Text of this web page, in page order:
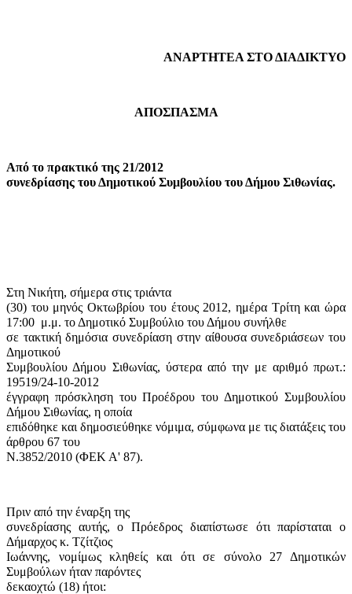
ΑΝΑΡΤΗΤΕΑ ΣΤΟ ΔΙΑΔΙΚΤΥΟ
ΑΠΟΣΠΑΣΜΑ
Από το πρακτικό της 21/2012
συνεδρίασης του Δημοτικού Συμβουλίου του Δήμου Σιθωνίας.
Στη Νικήτη, σήμερα στις τριάντα
(30) του μηνός Οκτωβρίου του έτους 2012, ημέρα Τρίτη και ώρα
17:00 μ.μ. το Δημοτικό Συμβούλιο του Δήμου συνήλθε
σε τακτική δημόσια συνεδρίαση στην αίθουσα συνεδριάσεων του
Δημοτικού
Συμβουλίου Δήμου Σιθωνίας, ύστερα από την με αριθμό πρωτ.:
19519/24-10-2012
έγγραφη πρόσκληση του Προέδρου του Δημοτικού Συμβουλίου
Δήμου Σιθωνίας, η οποία
επιδόθηκε και δημοσιεύθηκε νόμιμα, σύμφωνα με τις διατάξεις του
άρθρου 67 του
Ν.3852/2010 (ΦΕΚ Α' 87).
Πριν από την έναρξη της
συνεδρίασης αυτής, ο Πρόεδρος διαπίστωσε ότι παρίσταται ο
Δήμαρχος κ. Τζίτζιος
Ιωάννης, νομίμως κληθείς και ότι σε σύνολο 27 Δημοτικών
Συμβούλων ήταν παρόντες
δεκαοχτώ (18) ήτοι: